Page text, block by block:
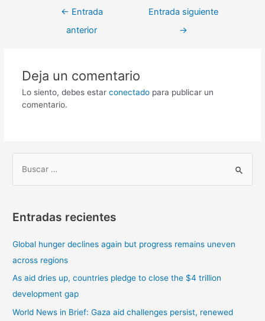
← Entrada
anterior
Entrada siguiente
→
Deja un comentario
Lo siento, debes estar conectadopara publicar un
comentario.
u
c
o
r
:
Entradas recientes
Global hunger declines again but progress remains uneven
across regions
As aid dries up, countries pledge to close the $4 trillion
development gap
World News in Brief: Gaza aid challenges persist, renewed